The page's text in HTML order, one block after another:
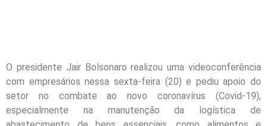
O presidente Jair Bolsonaro realizou uma videoconferência
com empresários nessa sexta-feira (20) e pediu apoio do
setor no combate ao novo coronavírus (Covid-19),
especialmente na manutenção da logística de